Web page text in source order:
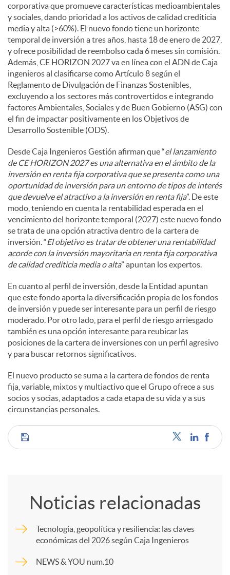
corporativa que promueve características medioambientales
y sociales, dando prioridad a los activos de calidad crediticia
media y alta (>60%). El nuevo fondo tiene un horizonte
temporal de inversión a tres años, hasta 18 de enero de 2027,
y ofrece posibilidad de reembolso cada 6 meses sin comisión.
Además, CE HORIZON 2027 va en línea con el ADN de Caja
ingenieros al clasificarse como Artículo 8 según el
Reglamento de Divulgación de Finanzas Sostenibles,
excluyendo a los sectores más controvertidos e integrando
factores Ambientales, Sociales y de Buen Gobierno (ASG) con
el fin de impactar positivamente en los Objetivos de
Desarrollo Sostenible (ODS).
Desde Caja Ingenieros Gestión afirman que “el lanzamiento
de CE HORIZON 2027 es una alternativa en el ámbito de la
inversión en renta fija corporativa que se presenta como una
oportunidad de inversión para un entorno de tipos de interés
que devuelve el atractivo a la inversión en renta fija”. De este
modo, teniendo en cuenta la rentabilidad esperada en el
vencimiento del horizonte temporal (2027) este nuevo fondo
se trata de una opción atractiva dentro de la cartera de
inversión. “El objetivo es tratar de obtener una rentabilidad
acorde con la inversión mayoritaria en renta fija corporativa
de calidad crediticia media o alta” apuntan los expertos.
En cuanto al perfil de inversión, desde la Entidad apuntan
que este fondo aporta la diversificación propia de los fondos
de inversión y puede ser interesante para un perfil de riesgo
moderado. Por otro lado, para el perfil de riesgo arriesgado
también es una opción interesante para reubicar las
posiciones de la cartera de inversiones con un perfil agresivo
y para buscar retornos significativos.
El nuevo producto se suma a la cartera de fondos de renta
fija, variable, mixtos y multiactivo que el Grupo ofrece a sus
socios y socias, adaptados a cada etapa de su vida y a sus
circunstancias personales.
C
m
Noticias relacionadas
Tecnología, geopolítica y resiliencia: las claves
económicas del 2026 según Caja Ingenieros
NEWS & YOU num.10